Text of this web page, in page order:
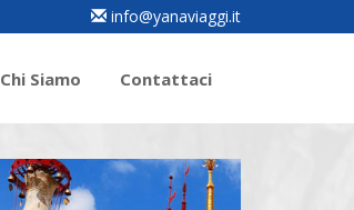
info@yanaviaggi.it
Chi Siamo Contattaci